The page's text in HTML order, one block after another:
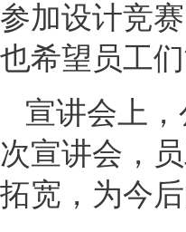
参加设计竞
也希望员工
宣讲会上
次宣讲会，
拓宽，为今